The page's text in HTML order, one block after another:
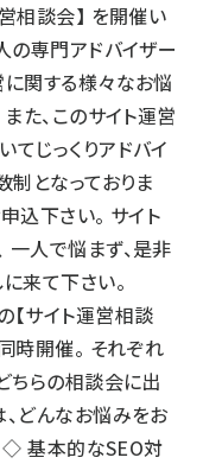
相談会】 を開催い
の専門アドバイザー
関する様々なお悩
た、このサイト運営
じっくりアドバイ
となっておりま
込下さい。 サイト
人で悩まず、是非
に来て下さい。
サイト運営相談
時開催。 それぞれ
ちらの相談会に出
どんなお悩みをお
基本的なSEO対